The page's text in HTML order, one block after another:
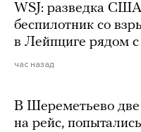
WSJ: разведка США
беспилотник со
в Лейпциге рядом
час назад
В Шереметьево две
на рейс,